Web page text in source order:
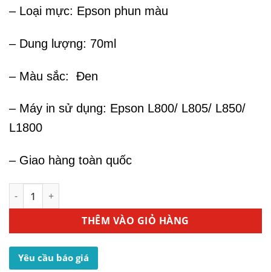
130,000 ₫.
– Loại mực: Epson phun màu
– Dung lượng: 70ml
– Màu sắc: Đen
– Máy in sử dụng: Epson L800/ L805/ L850/
L1800
– Giao hàng toàn quốc
Mực In Phun Epson T673 Black Ink Cartridge số lượng
THÊM VÀO GIỎ HÀNG
Yêu cầu báo giá